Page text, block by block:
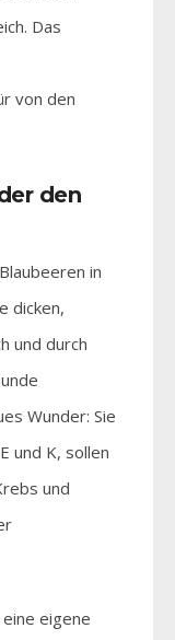
Das
von den
den
in
dicken,
und durch
Wunder: Sie
und K, sollen
und
eigene